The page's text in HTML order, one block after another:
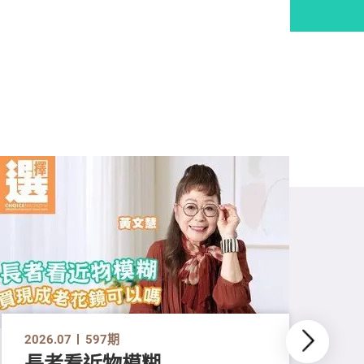
2026.07 597期